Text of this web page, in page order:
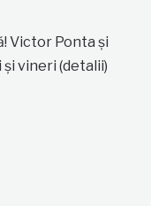
Victor Ponta și
și vineri (detalii)